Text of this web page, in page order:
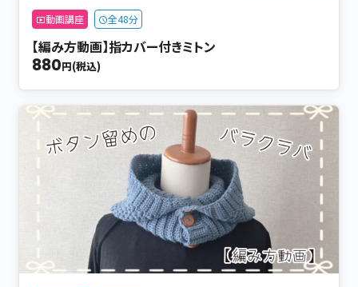
動画講座 全48分
【編み方動画】指カバー付きミトン
880円(税込)